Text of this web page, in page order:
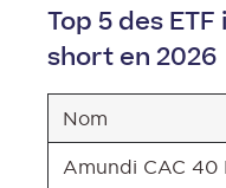
Top 5 des
short en 2026
Nom
Amundi CAC 40